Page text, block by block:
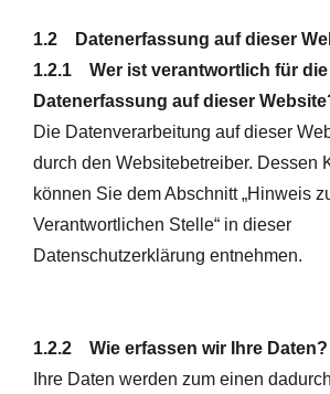
1.2 Datenerfassung auf dieser
1.2.1 Wer ist verantwortlich für die
Datenerfassung auf dieser
Die Datenverarbeitung auf dieser
durch den Websitebetreiber. Dessen
können Sie dem Abschnitt „Hinweis
Verantwortlichen Stelle“ in dieser
Datenschutzerklärung entnehmen.
1.2.2 Wie erfassen wir Ihre Daten?
Ihre Daten werden zum einen